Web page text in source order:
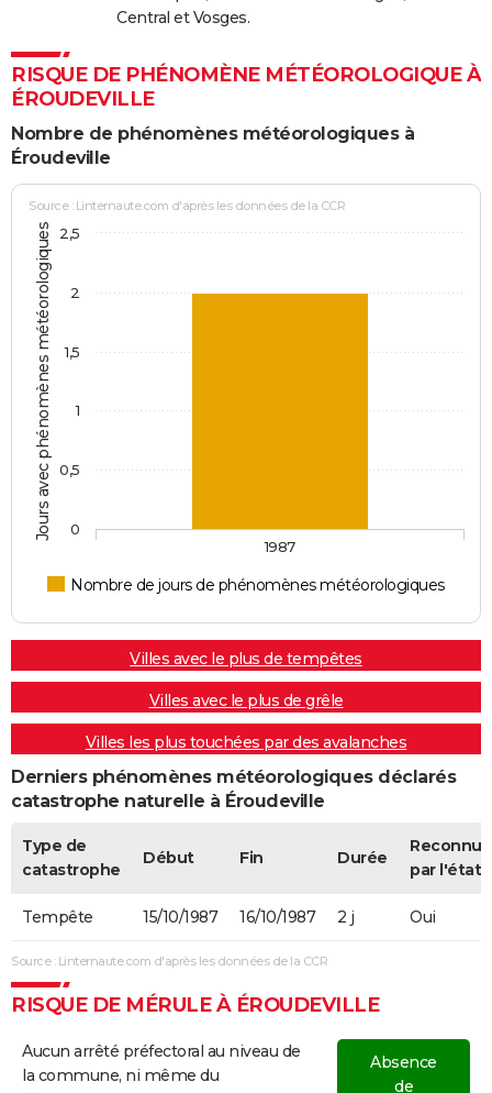
Central et Vosges.
RISQUE DE PHÉNOMÈNE MÉTÉOROLOGIQUE À
ÉROUDEVILLE
Nombre de phénomènes météorologiques à
Éroudeville
Jours avec phénomènes météorologiques
Source : Linternaute.com d'après les données de la CCR
Nombre de jours de phénomènes météorologiques
1987
0
0,5
1
1,5
2
2,5
Villes avec le plus de tempêtes
Villes avec le plus de grêle
Villes les plus touchées par des avalanches
Derniers phénomènes météorologiques déclarés
catastrophe naturelle à Éroudeville
Type de
catastrophe
Début Fin Durée
Reconnue
par l'état
Tempête 15/10/1987 16/10/1987 2 j Oui
Source : Linternaute.com d'après les données de la CCR
RISQUE DE MÉRULE À ÉROUDEVILLE
Aucun arrêté préfectoral au niveau de
la commune, ni même du
Absence
de